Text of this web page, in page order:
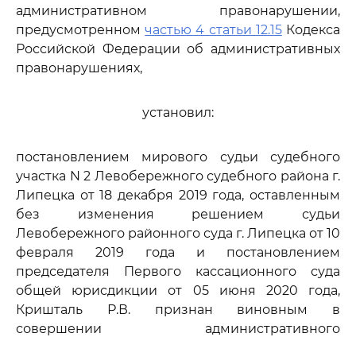
административном правонарушении,
предусмотренномчастью 4 статьи 12.15Кодекса
Российской Федерации об административных
правонарушениях,
установил:
постановлением мирового судьи судебного
участка N 2 Левобережного судебного района г.
Липецка от 18 декабря 2019 года, оставленным
без изменения решением судьи
Левобережного районного суда г. Липецка от 10
февраля 2019 года и постановлением
председателя Первого кассационного суда
общей юрисдикции от 05 июня 2020 года,
Кришталь Р.В. признан виновным в
совершении административного